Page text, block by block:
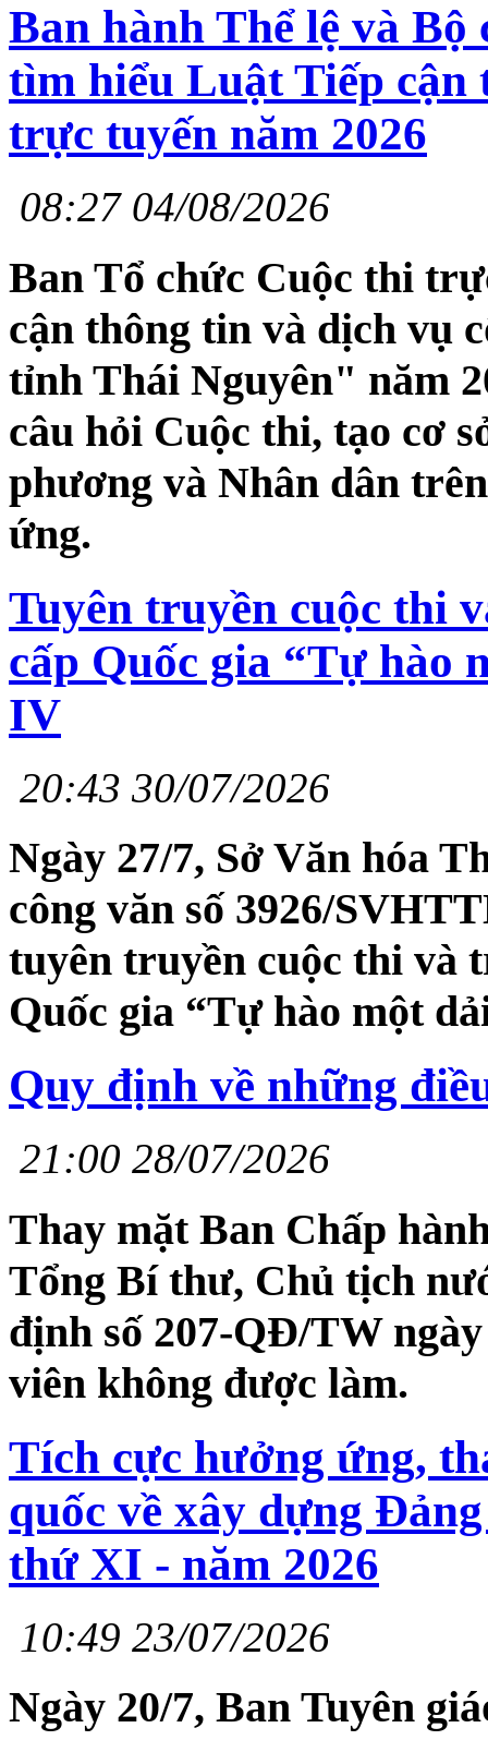
Ban hành Thể lệ và
tìm hiểu Luật Tiếp cận
trực tuyến năm 2026
08:27 04/08/2026
Ban Tổ chức Cuộc thi
cận thông tin và dịch vụ
tỉnh Thái Nguyên" năm
câu hỏi Cuộc thi, tạo cơ
phương và Nhân dân
ứng.
Tuyên truyền cuộc thi
cấp Quốc gia “Tự hào
IV
20:43 30/07/2026
Ngày 27/7, Sở Văn hóa
công văn số 3926/
tuyên truyền cuộc thi và
Quốc gia “Tự hào một
Quy định về những
21:00 28/07/2026
Thay mặt Ban Chấp
Tổng Bí thư, Chủ tịch
định số 207-QĐ/TW
viên không được làm.
Tích cực hưởng ứng,
quốc về xây dựng
thứ XI - năm 2026
10:49 23/07/2026
Ngày 20/7, Ban Tuyên